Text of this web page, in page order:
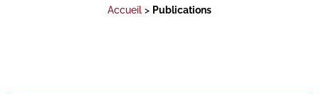
Accueil > Publications